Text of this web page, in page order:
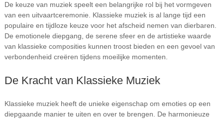
De keuze van muziek speelt een belangrijke rol bij het vormgeven
van een uitvaartceremonie. Klassieke muziek is al lange tijd een
populaire en tijdloze keuze voor het afscheid nemen van dierbaren.
De emotionele diepgang, de serene sfeer en de artistieke waarde
van klassieke composities kunnen troost bieden en een gevoel van
verbondenheid creëren tijdens moeilijke momenten.
De Kracht van Klassieke Muziek
Klassieke muziek heeft de unieke eigenschap om emoties op een
diepgaande manier te uiten en over te brengen. De harmonieuze